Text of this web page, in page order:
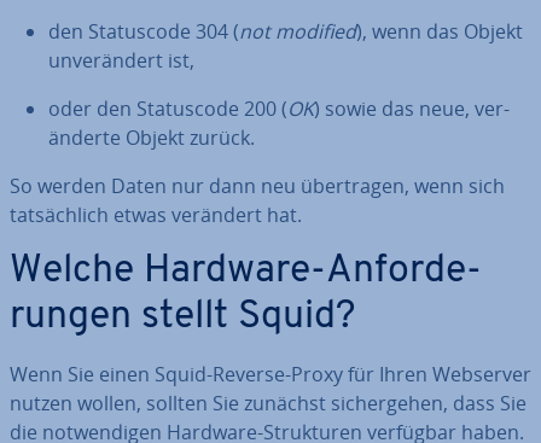
den Sta­tus­code 304 (not modified), wenn das Objekt
un­ver­än­dert ist,
oder den Sta­tus­code 200 (OK) sowie das neue, ver­
än­der­te Objekt zurück.
So werden Daten nur dann neu über­tra­gen, wenn sich
tat­säch­lich etwas verändert hat.
Welche Hardware-An­for­de­
run­gen stellt Squid?
Wenn Sie einen Squid-Reverse-Proxy für Ihren Webserver
nutzen wollen, sollten Sie zunächst si­cher­ge­hen, dass Sie
die not­wen­di­gen Hardware-Struk­tu­ren verfügbar haben.